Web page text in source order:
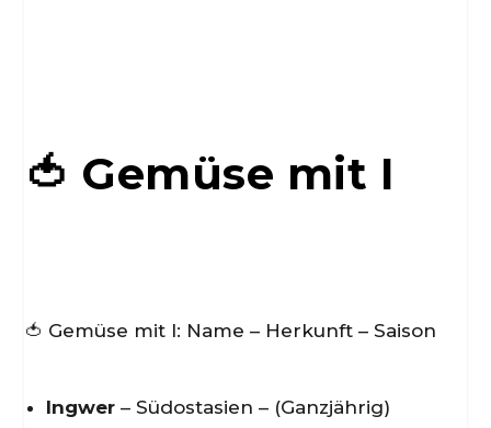
🍅 Gemüse mit I
🍅 Gemüse mit I: Name – Herkunft – Saison
Ingwer– Südostasien – (Ganzjährig)